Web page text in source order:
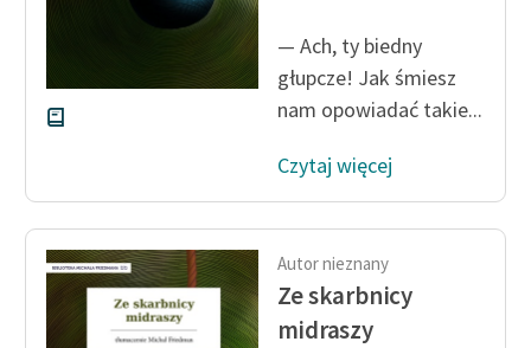
— Ach, ty biedny
głupcze! Jak śmiesz
nam opowiadać takie...
Czytaj więcej
Autor nieznany
Ze skarbnicy
midraszy